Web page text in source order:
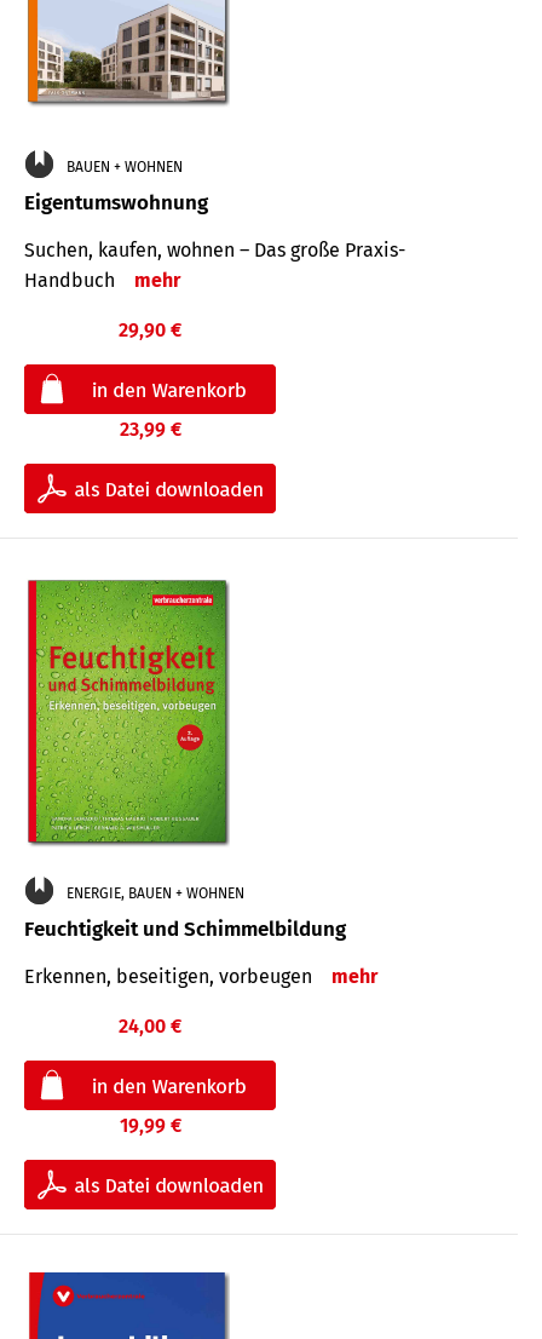
BAUEN + WOHNEN
Eigentumswohnung
Suchen, kaufen, wohnen – Das große Praxis-
Handbuch
mehr
29,90 €
23,99 €
ENERGIE, BAUEN + WOHNEN
Feuchtigkeit und Schimmelbildung
Erkennen, beseitigen, vorbeugen mehr
24,00 €
19,99 €